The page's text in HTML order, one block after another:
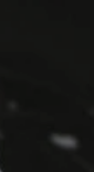
MM-
AJALUGU